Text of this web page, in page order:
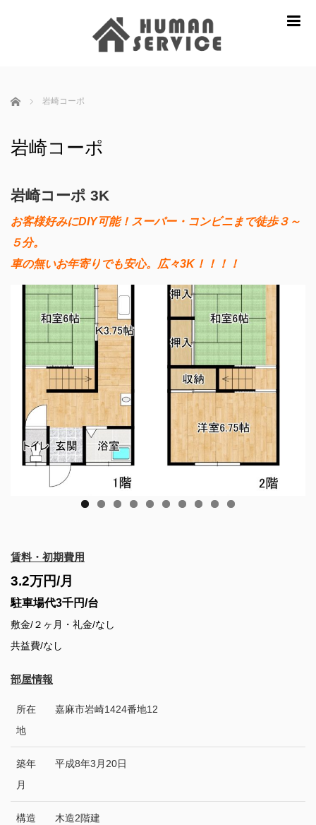
ホーム 岩崎コーポ
岩崎コーポ
岩崎コーポ 3K
お客様好みにDIY可能！スーパー・コンビニまで徒歩３～
５分。
車の無いお年寄りでも安心。広々3K！！！！
賃料・初期費用
3.2万円/月
駐車場代3千円/台
敷金/２ヶ月・礼金/なし
共益費/なし
部屋情報
所在
地
嘉麻市岩崎1424番地12
築年
月
平成8年3月20日
構造 木造2階建